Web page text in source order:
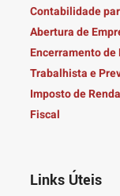
Contabilidade
Abertura de
Encerramento de
Trabalhista e
Imposto de Renda
Fiscal
Links Úteis